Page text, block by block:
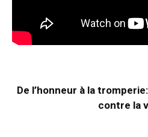
De l’honneur à la
contre la